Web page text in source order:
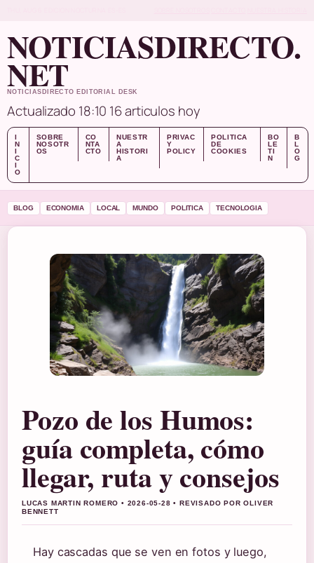
NOTICIASDIRECTO.
NET
NOTICIASDIRECTO EDITORIAL DESK
Actualizado 18:10 16 articulos hoy
I
N
I
C
I
O
SOBRE
NOSOTR
OS
CO
NTA
CTO
NUESTR
A
HISTORI
A
PRIVAC
Y
POLICY
POLITICA
DE
COOKIES
BO
LE
TI
N
B
L
O
G
BLOG ECONOMIA LOCAL MUNDO POLITICA TECNOLOGIA
Pozo de los Humos:
guía completa, cómo
llegar, ruta y consejos
LUCAS MARTIN ROMERO • 2026-05-28 • REVISADO POR OLIVER
BENNETT
Hay cascadas que se ven en fotos y luego,